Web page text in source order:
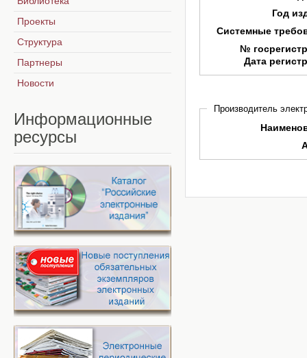
Год
Системные
№
Дата
Производитель
Проекты
Структура
Партнеры
Новости
Информационные
ресурсы